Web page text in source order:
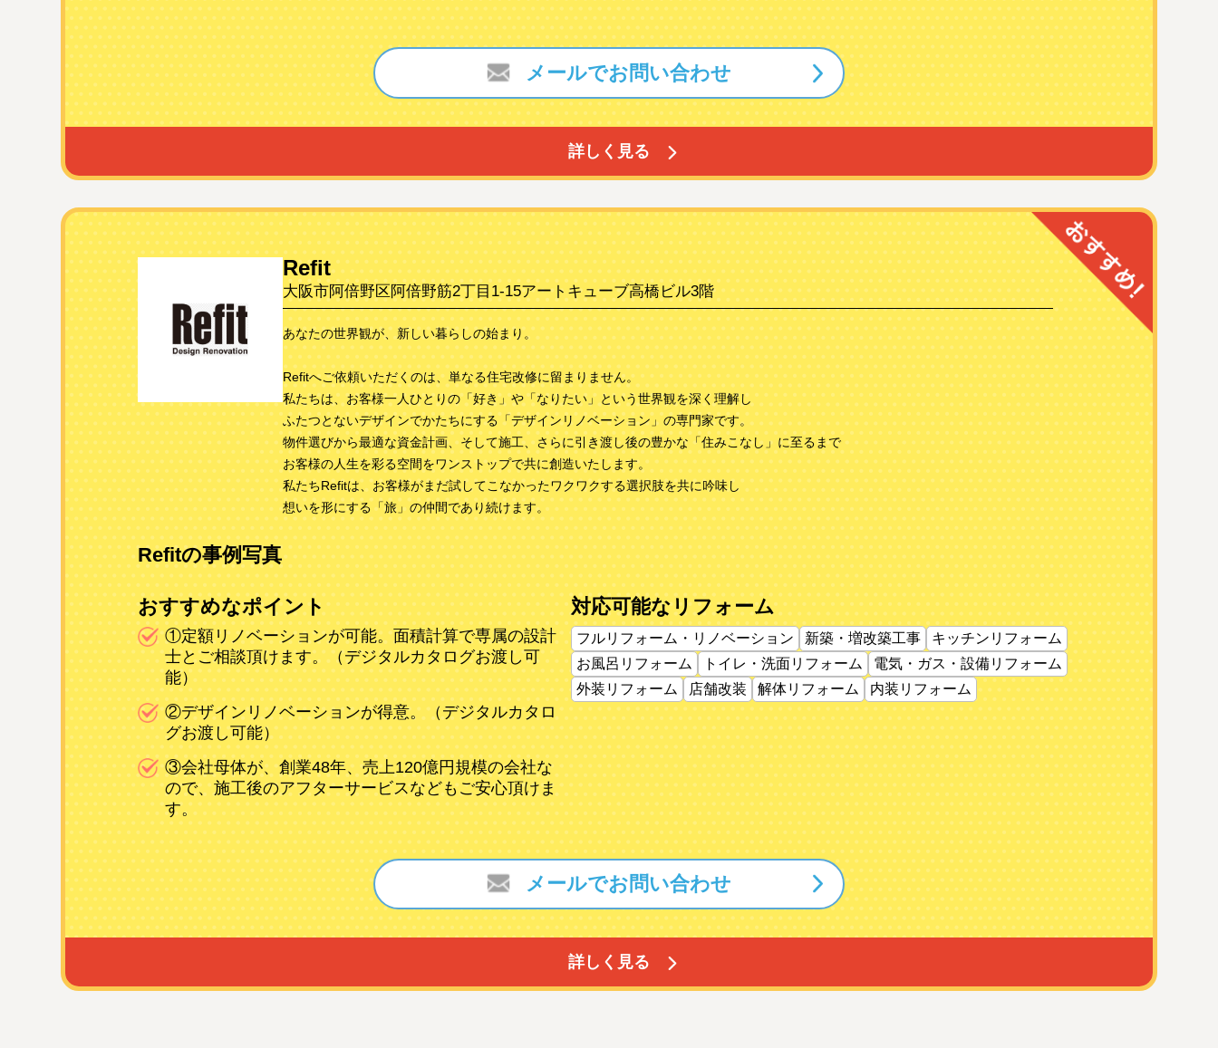
詳しく見る
メールでお問い合わせ
Refit
大阪市阿倍野区阿倍野筋2丁目1-15アートキューブ高橋ビル3階
あなたの世界観が、新しい暮らしの始まり。
Refitへご依頼いただくのは、単なる住宅改修に留まりません。
私たちは、お客様一人ひとりの「好き」や「なりたい」という世界観を深く理解し
ふたつとないデザインでかたちにする「デザインリノベーション」の専門家です。
物件選びから最適な資金計画、そして施工、さらに引き渡し後の豊かな「住みこなし」に至るまで
お客様の人生を彩る空間をワンストップで共に創造いたします。
私たちRefitは、お客様がまだ試してこなかったワクワクする選択肢を共に吟味し
想いを形にする「旅」の仲間であり続けます。
Refitの事例写真
おすすめなポイント
①定額リノベーションが可能。面積計算で専属の設計
士とご相談頂けます。（デジタルカタログお渡し可
能）
②デザインリノベーションが得意。（デジタルカタロ
グお渡し可能）
③会社母体が、創業48年、売上120億円規模の会社な
ので、施工後のアフターサービスなどもご安心頂けま
す。
対応可能なリフォーム
フルリフォーム・リノベーション 新築・増改築工事
キッチンリフォーム
お風呂リフォーム
トイレ・洗面リフォーム
電気・ガス・設備リフォーム
外装リフォーム
店舗改装 解体リフォーム 内装リフォーム
詳しく見る
メールでお問い合わせ